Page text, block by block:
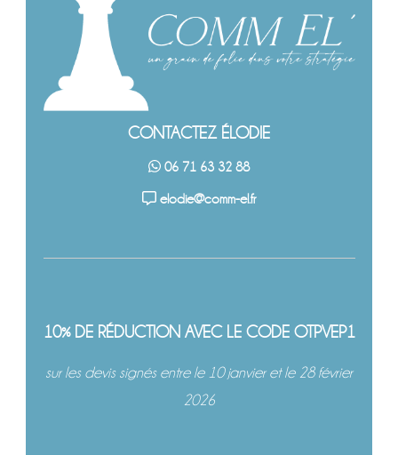
CONTACTEZ ÉLODIE
06 71 63 32 88
elodie@comm-el.fr
10% DE RÉDUCTION AVEC LE CODE OTPVEP1
sur les devis signés entre le 10 janvier et le 28 février
2026